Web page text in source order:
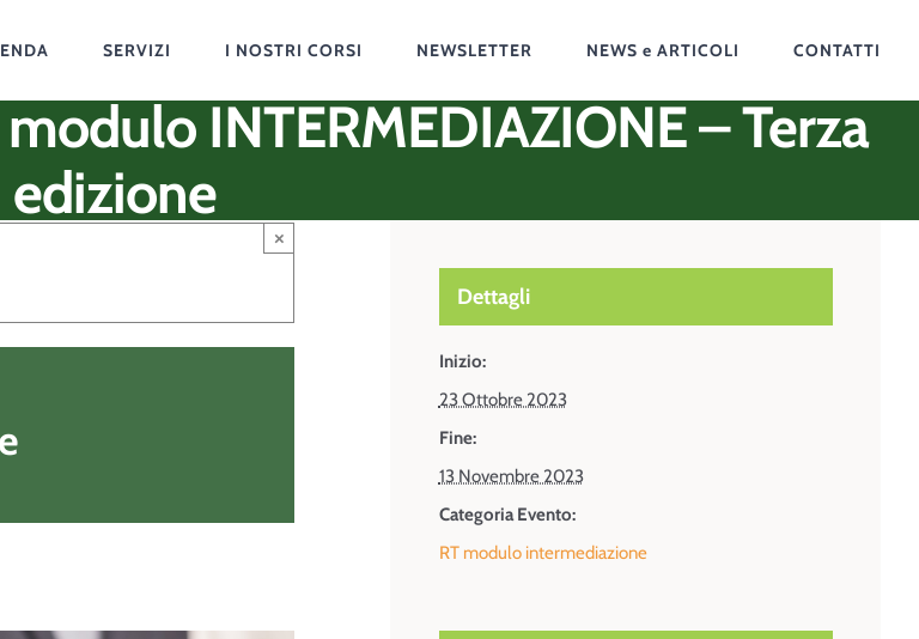
SERVIZI I NOSTRI CORSI NEWSLETTER NEWS e ARTICOLI CONTATTI
INTERMEDIAZIONE – Terza
edizione
×
Dettagli
Inizio:
23 Ottobre 2023
Fine:
13 Novembre 2023
Categoria Evento:
RT modulo intermediazione